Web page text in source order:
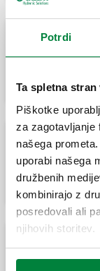
Potrdi
Ta spletna
Piškotke
za zagotavljanje
našega
uporabi našega
družbenih
kombinirajo z
posredovali ali
njihovih storitev.